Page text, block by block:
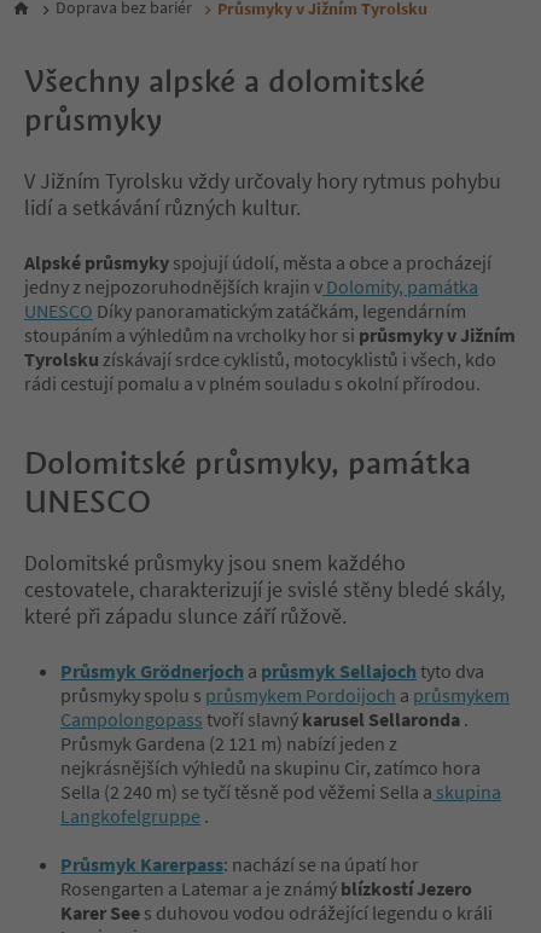
Doprava bez bariér Průsmyky v Jižním Tyrolsku
Všechny alpské a dolomitské
průsmyky
V Jižním Tyrolsku vždy určovaly hory rytmus pohybu
lidí a setkávání různých kultur.
Alpské průsmyky spojují údolí, města a obce a procházejí
jedny z nejpozoruhodnějších krajin v Dolomity, památka
UNESCO Díky panoramatickým zatáčkám, legendárním
stoupáním a výhledům na vrcholky hor si průsmyky v Jižním
Tyrolsku získávají srdce cyklistů, motocyklistů i všech, kdo
rádi cestují pomalu a v plném souladu s okolní přírodou.
Dolomitské průsmyky, památka
UNESCO
Dolomitské průsmyky jsou snem každého
cestovatele, charakterizují je svislé stěny bledé skály,
které při západu slunce září růžově.
Průsmyk Grödnerjoch a průsmyk Sellajoch tyto dva
průsmyky spolu s průsmykem Pordoijoch a průsmykem
Campolongopass tvoří slavný karusel Sellaronda .
Průsmyk Gardena (2 121 m) nabízí jeden z
nejkrásnějších výhledů na skupinu Cir, zatímco hora
Sella (2 240 m) se tyčí těsně pod věžemi Sella a skupina
Langkofelgruppe .
Průsmyk Karerpass: nachází se na úpatí hor
Rosengarten a Latemar a je známý blízkostí Jezero
Karer See s duhovou vodou odrážející legendu o králi